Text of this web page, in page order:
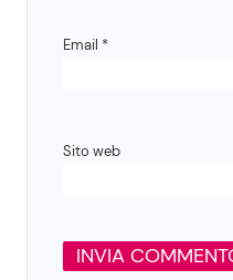
Email *
Sito web